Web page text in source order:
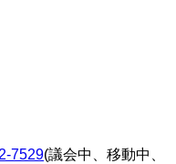
7529(議会中、移動中、